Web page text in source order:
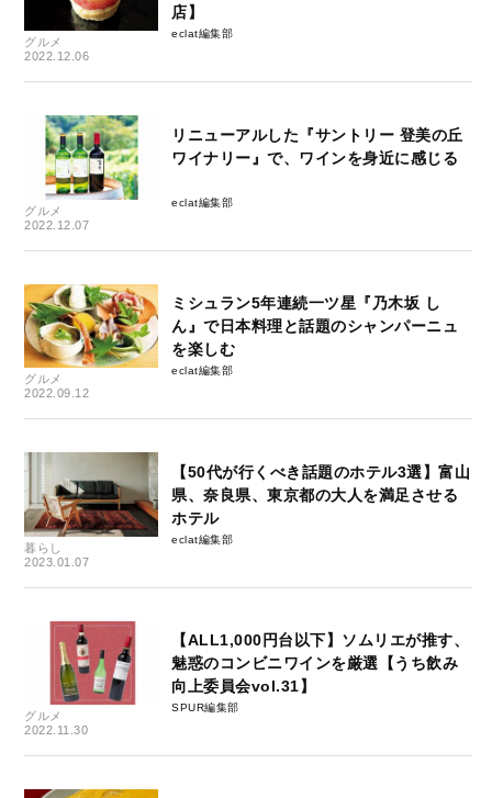
グルメ
2022.12.06
店】
eclat編集部
グルメ
2022.12.07
リニューアルした『サントリー 登美の丘
ワイナリー』で、ワインを身近に感じる
eclat編集部
グルメ
2022.09.12
ミシュラン5年連続一ツ星『乃木坂 し
ん』で日本料理と話題のシャンパーニュ
を楽しむ
eclat編集部
暮らし
2023.01.07
【50代が行くべき話題のホテル3選】富山
県、奈良県、東京都の大人を満足させる
ホテル
eclat編集部
グルメ
2022.11.30
【ALL1,000円台以下】ソムリエが推す、
魅惑のコンビニワインを厳選【うち飲み
向上委員会vol.31】
SPUR編集部